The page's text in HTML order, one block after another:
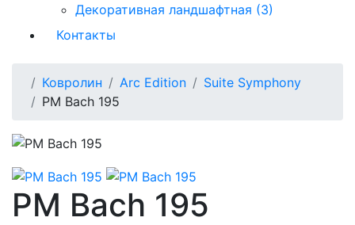
Декоративная ландшафтная (3)
Контакты
Ковролин Arc Edition
Suite Symphony
PM Bach 195
PM Bach 195